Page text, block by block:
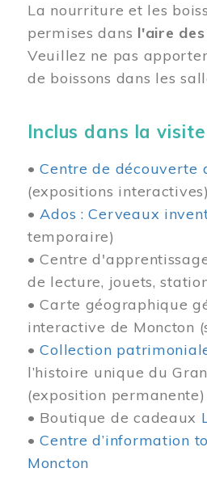
La nourriture et les
permises dans l'aire
Veuillez ne pas
de boissons dans les
Inclus dans la visite
•Centre de découverte
(expositions interactives)
•Ados : Cerveaux
temporaire)
• Centre
de lecture, jouets,
• Carte géographique
interactive de Moncton
•Collection
l’histoire unique du
(exposition permanente)
• Boutique de cadeaux
•Centre d’information
Moncton